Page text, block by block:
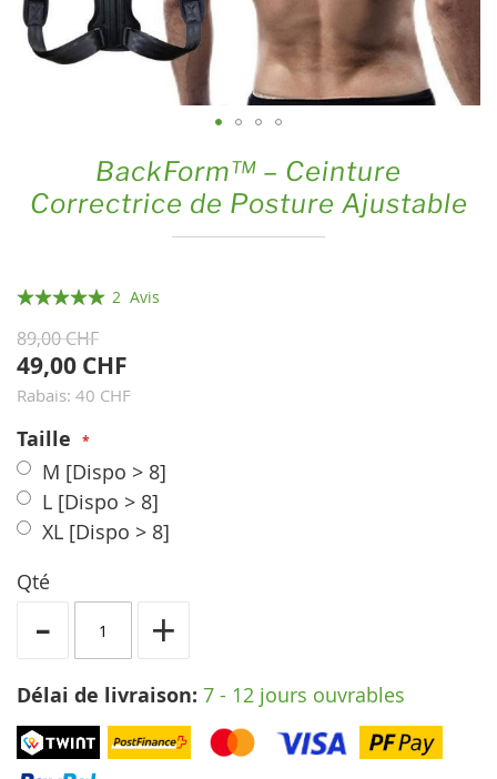
the
the
gallery
BackForm™ – Ceinture
Correctrice de Posture Ajustable
Évaluation: 2 Avis
89,00 CHF
49,00 CHF
Rabais: 40 CHF
Taille
M [Dispo > 8]
L [Dispo > 8]
XL [Dispo > 8]
Qté
- +
Délai de livraison: 7 - 12 jours ouvrables